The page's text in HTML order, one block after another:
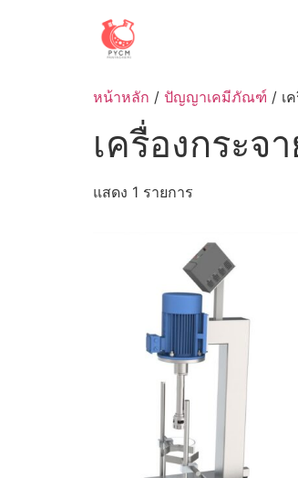
หน้าหลัก / ปัญญาเคมีภัณฑ์ / เ
เครื่องกระจ
แสดง 1 รายการ